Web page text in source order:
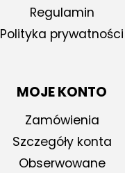
Regulamin
Polityka prywatności
MOJE KONTO
Zamówienia
Szczegóły konta
Obserwowane